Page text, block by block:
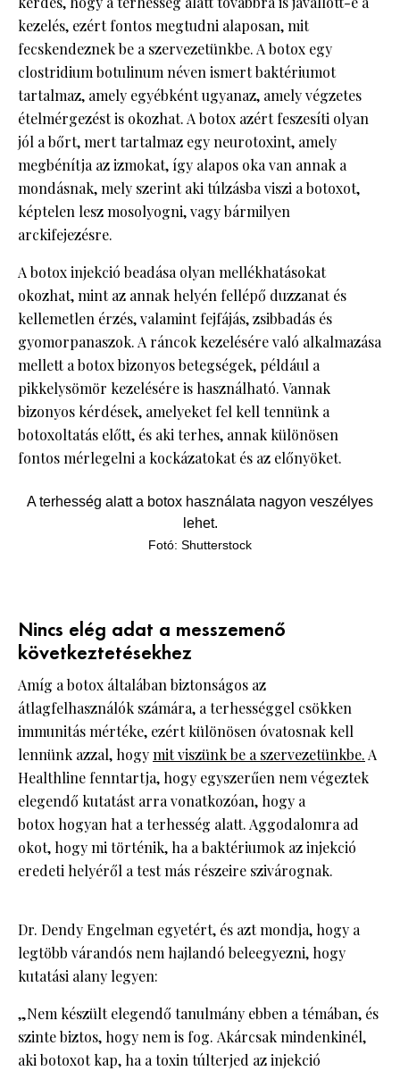
kezelés, ezért fontos megtudni alaposan, mit
fecskendeznek be a szervezetünkbe. A botox egy
clostridium botulinum néven ismert baktériumot
tartalmaz, amely egyébként ugyanaz, amely végzetes
ételmérgezést is okozhat. A botox azért feszesíti olyan
jól a bőrt, mert tartalmaz egy neurotoxint, amely
megbénítja az izmokat, így alapos oka van annak a
mondásnak, mely szerint aki túlzásba viszi a botoxot,
képtelen lesz mosolyogni, vagy bármilyen
arckifejezésre.
A botox injekció beadása olyan mellékhatásokat
okozhat, mint az annak helyén fellépő duzzanat és
kellemetlen érzés, valamint fejfájás, zsibbadás és
gyomorpanaszok. A ráncok kezelésére való alkalmazása
mellett a botox bizonyos betegségek, például a
pikkelysömör kezelésére is használható. Vannak
bizonyos kérdések, amelyeket fel kell tennünk a
botoxoltatás előtt, és aki terhes, annak különösen
fontos mérlegelni a kockázatokat és az előnyöket.
A terhesség alatt a botox használata nagyon veszélyes
lehet.
Fotó: Shutterstock
Nincs elég adat a messzemenő
következtetésekhez
Amíg a botox általában biztonságos az
átlagfelhasználók számára, a terhességgel csökken
immunitás mértéke, ezért különösen óvatosnak kell
lennünk azzal, hogymit viszünk be a szervezetünkbe. A
Healthline fenntartja, hogy egyszerűen nem végeztek
elegendő kutatást arra vonatkozóan, hogy a
botox hogyan hat a terhesség alatt. Aggodalomra ad
okot, hogy mi történik, ha a baktériumok az injekció
eredeti helyéről a test más részeire szivárognak.
Dr. Dendy Engelman egyetért, és azt mondja, hogy a
legtöbb várandós nem hajlandó beleegyezni, hogy
kutatási alany legyen:
„Nem készült elegendő tanulmány ebben a témában, és
szinte biztos, hogy nem is fog. Akárcsak mindenkinél,
aki botoxot kap, ha a toxin túlterjed az injekció